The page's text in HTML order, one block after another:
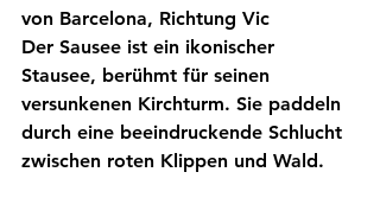
von Barcelona, Richtung Vic
Der Sausee ist ein ikonischer
Stausee, berühmt für seinen
versunkenen Kirchturm. Sie paddeln
durch eine beeindruckende Schlucht
zwischen roten Klippen und Wald.